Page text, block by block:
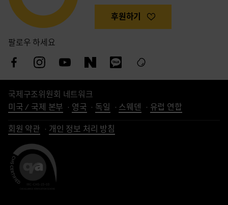
후원하기
팔로우 하세요
국제구조위원회 네트워크
미국 / 국제 본부
영국 독일 스웨덴 유럽 연합
회원 약관 개인 정보 처리 방침